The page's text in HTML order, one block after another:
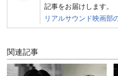
記事をお届けします。
リアルサウンド映画部
関連記事